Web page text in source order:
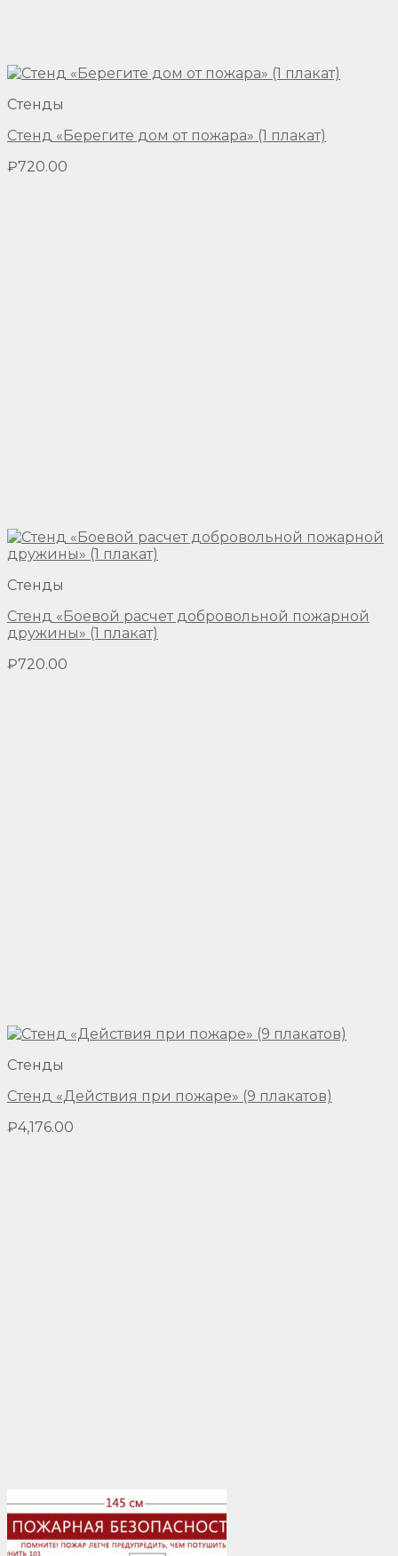
Стенды
Стенд «Берегите дом от пожара» (1 плакат)
₽720.00
Стенды
Стенд «Боевой расчет добровольной пожарной
дружины» (1 плакат)
₽720.00
Стенды
Стенд «Действия при пожаре» (9 плакатов)
₽4,176.00